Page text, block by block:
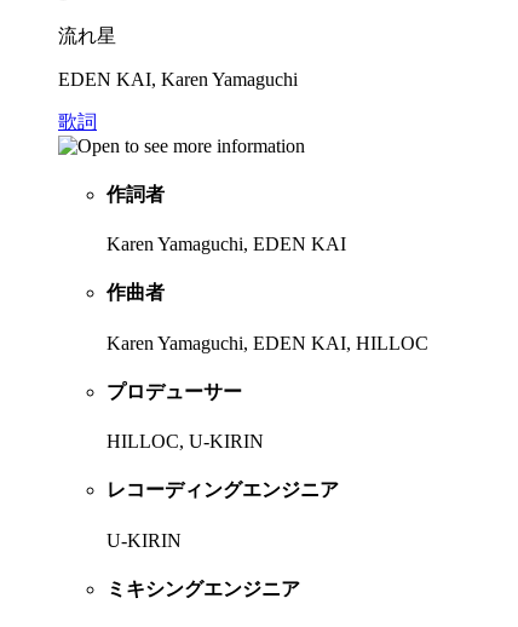
流れ星
EDEN KAI, Karen Yamaguchi
歌詞
作詞者
Karen Yamaguchi, EDEN KAI
作曲者
Karen Yamaguchi, EDEN KAI, HILLOC
プロデューサー
HILLOC, U-KIRIN
レコーディングエンジニア
U-KIRIN
ミキシングエンジニア